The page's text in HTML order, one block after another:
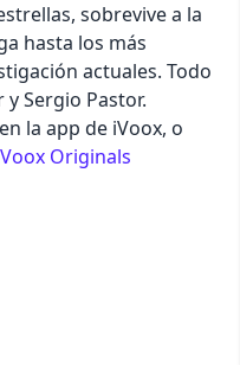
sobrevive a la
hasta los más
actuales. Todo
Sergio Pastor.
en la app de iVoox, o
Originals